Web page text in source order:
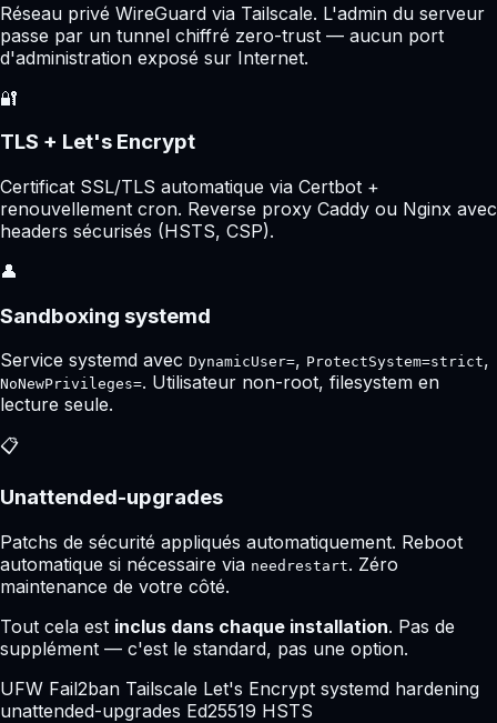
Réseau privé WireGuard via Tailscale. L'admin du serveur
passe par un tunnel chiffré zero-trust — aucun port
d'administration exposé sur Internet.
🔐
TLS + Let's Encrypt
Certificat SSL/TLS automatique via Certbot +
renouvellement cron. Reverse proxy Caddy ou Nginx avec
headers sécurisés (HSTS, CSP).
👤
Sandboxing systemd
Service systemd avec DynamicUser=, ProtectSystem=strict,
NoNewPrivileges=. Utilisateur non-root, filesystem en
lecture seule.
📋
Unattended-upgrades
Patchs de sécurité appliqués automatiquement. Reboot
automatique si nécessaire via needrestart. Zéro
maintenance de votre côté.
Tout cela est inclus dans chaque installation. Pas de
supplément — c'est le standard, pas une option.
UFW Fail2ban Tailscale Let's Encrypt systemd hardening
unattended-upgrades Ed25519 HSTS